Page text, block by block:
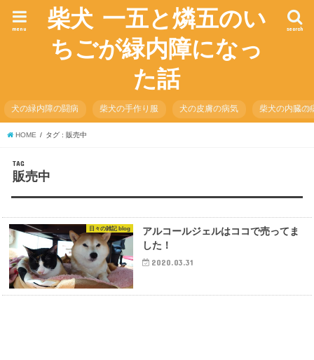
柴犬 一五と燐五のい
ちごが緑内障になっ
た話
search
menu
犬の緑内障の闘病 柴犬の手作り服 犬の皮膚の病気 柴犬の内臓の
HOME タグ : 販売中
TAG
販売中
日々の雑記 blog
アルコールジェルはココで売ってま
した！
2020.03.31